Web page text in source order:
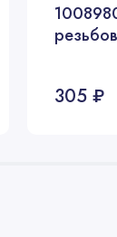
305 ₽